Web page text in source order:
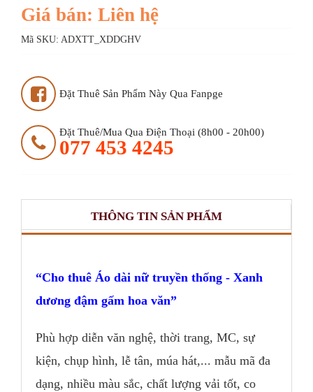
Giá bán: Liên hệ
Mã SKU: ADXTT_XDDGHV
Đặt Thuê Sản Phẩm Này Qua Fanpge
Đặt Thuê/mua Qua Điện Thoại (8h00 - 20h00)
077 453 4245
THÔNG TIN SẢN PHẨM
Cho thuê Áo dài nữ truyền thống - Xanh
dương đậm gấm hoa văn
Phù hợp diễn văn nghệ, thời trang, MC, sự
kiện, chụp hình, lễ tân, múa hát,... mẫu mã đa
dạng, nhiều màu sắc, chất lượng vải tốt, co